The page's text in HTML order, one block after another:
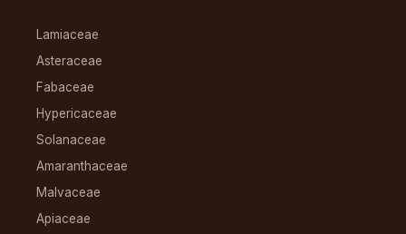
Lamiaceae
Asteraceae
Fabaceae
Hypericaceae
Solanaceae
Amaranthaceae
Malvaceae
Apiaceae